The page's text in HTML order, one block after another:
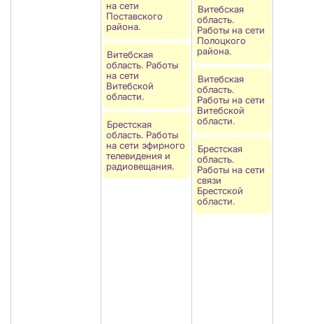
на сети
Поставского
района.
Витебская
область. Работы
на сети
Витебской
области.
Брестская
область. Работы
на сети эфирного
телевидения и
радиовещания.
Витебская
область.
Работы на сети
Полоцкого
района.
Витебская
область.
Работы на сети
Витебской
области.
Брестская
область.
Работы на сети
связи
Брестской
области.